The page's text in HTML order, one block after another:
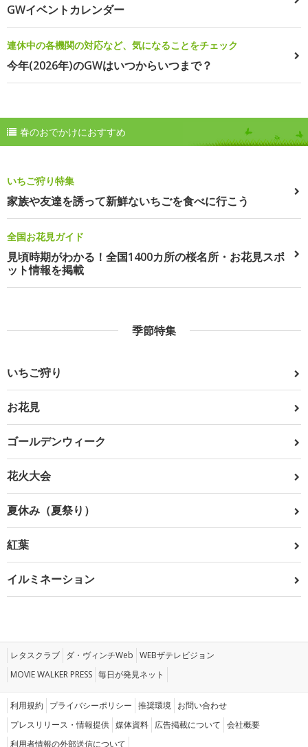
GWイベントカレンダー
連休中の各機関の対応など、気になることをチェック
今年(2026年)のGWはいつからいつまで？
春のおでかけにおすすめ
いちご狩り特集
家族や友達を誘って新鮮ないちごを食べに行こう
全国お花見ガイド
見頃時期がわかる！全国1400カ所の桜名所・お花見スポ
ット情報を掲載
季節特集
いちご狩り
お花見
ゴールデンウィーク
花火大会
夏休み（夏祭り）
紅葉
イルミネーション
レタスクラブ ダ・ヴィンチWeb WEBザテレビジョン
MOVIE WALKER PRESS 毎日が発見ネット
利用規約 プライバシーポリシー 推奨環境 お問い合わせ
プレスリリース・情報提供 媒体資料 広告掲載について 会社概要
利用者情報の外部送信について